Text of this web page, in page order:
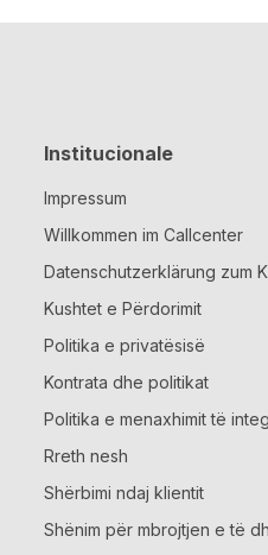
Institucionale
Impressum
Willkommen im Callcenter
Datenschutzerklärung zum
Kushtet e Përdorimit
Politika e privatësisë
Kontrata dhe politikat
Politika e menaxhimit të
Rreth nesh
Shërbimi ndaj klientit
Shënim për mbrojtjen e të